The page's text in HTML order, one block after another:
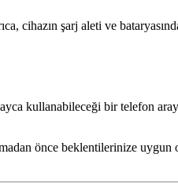
cihazın şarj aleti ve
kullanabileceği bir telefon
önce beklentilerinize uygun